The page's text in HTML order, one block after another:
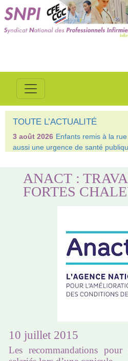
TOUTE L’ACTUALITÉ
3 août 2026 Enfants remis à la
aussi une urgence de santé
ANACT :
FORTES
10 juillet 2015
Les recommandations pour